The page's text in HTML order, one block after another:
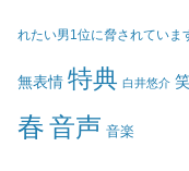
れたい男1位に脅されていま
無表情 特典 白井悠介
春音声 音楽